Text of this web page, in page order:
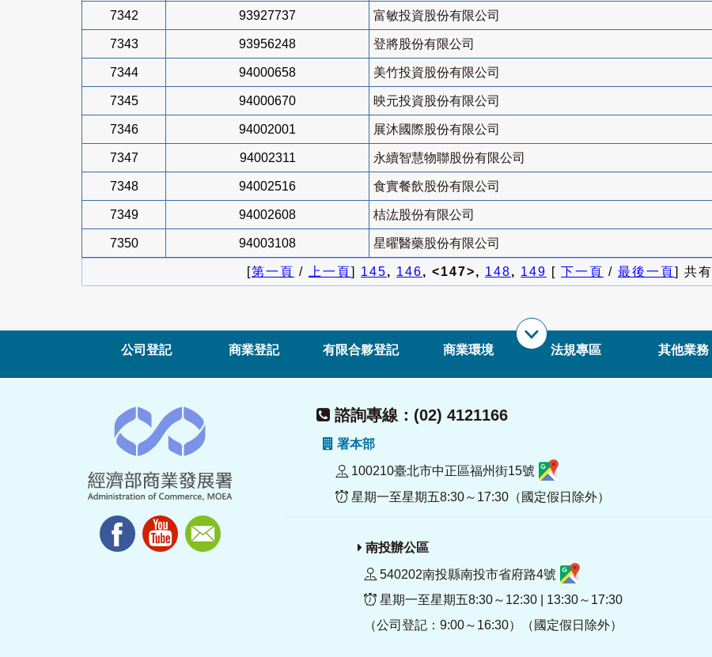
7342 93927737 富敏投資股份有限公司
7343 93956248 登將股份有限公司
7344 94000658 美竹投資股份有限公司
7345 94000670 映元投資股份有限公司
7346 94002001 展沐國際股份有限公司
7347 94002311 永續智慧物聯股份有限公司
7348 94002516 食實餐飲股份有限公司
7349 94002608 桔汯股份有限公司
7350 94003108 星曜醫藥股份有限公司
[第一頁 / 上一頁] 145, 146, <147>, 148, 149 [ 下一頁 / 最後一頁] 共有
公司登記 商業登記 有限合夥登記 商業環境 法規專區 其他業務
諮詢專線：(02) 4121166
署本部
100210臺北市中正區福州街15號
星期一至星期五8:30～17:30（國定假日除外）
南投辦公區
540202南投縣南投市省府路4號
星期一至星期五8:30～12:30 | 13:30～17:30
（公司登記：9:00～16:30）（國定假日除外）